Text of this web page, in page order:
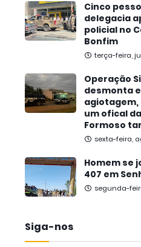
Cinco
delegacia
policial no
Bonfim
terça-feira,
Operação
desmonta
agiotagem,
um ofical
Formoso
sexta-feira,
Homem se
407 em
segunda-
Siga-nos